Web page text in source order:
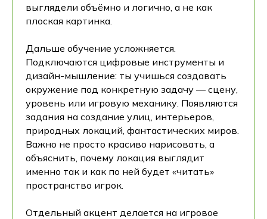
выглядели объёмно и логично, а не как
плоская картинка.
Дальше обучение усложняется.
Подключаются цифровые инструменты и
дизайн-мышление: ты учишься создавать
окружение под конкретную задачу — сцену,
уровень или игровую механику. Появляются
задания на создание улиц, интерьеров,
природных локаций, фантастических миров.
Важно не просто красиво нарисовать, а
объяснить, почему локация выглядит
именно так и как по ней будет «читать»
пространство игрок.
Отдельный акцент делается на игровое